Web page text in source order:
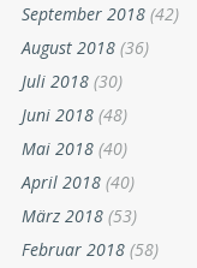
September 2018 (42)
August 2018 (36)
Juli 2018 (30)
Juni 2018 (48)
Mai 2018 (40)
April 2018 (40)
März 2018 (53)
Februar 2018 (58)